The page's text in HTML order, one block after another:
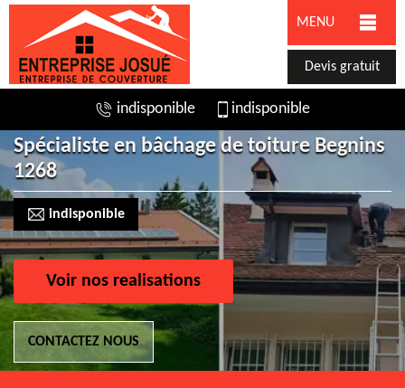
MENU
Devis gratuit
indisponible indisponible
Spécialiste en bâchage de toiture Begnins
1268
indisponible
Voir nos realisations
CONTACTEZ NOUS